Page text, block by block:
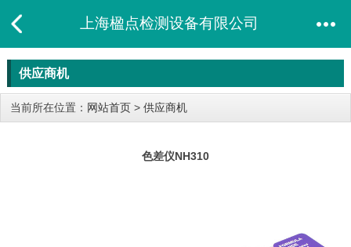
上海楹点检测设备有限公司
供应商机
当前所在位置： 网站首页 > 供应商机
色差仪NH310